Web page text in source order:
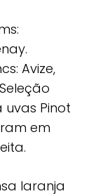
Avize,
Pinot
em
laranja